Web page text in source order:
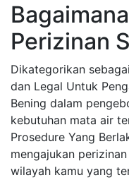
Perizinan
Dikategorikan
dan Legal Untuk
Bening dalam
kebutuhan mata air
Prosedure Yang
mengajukan
wilayah kamu yang